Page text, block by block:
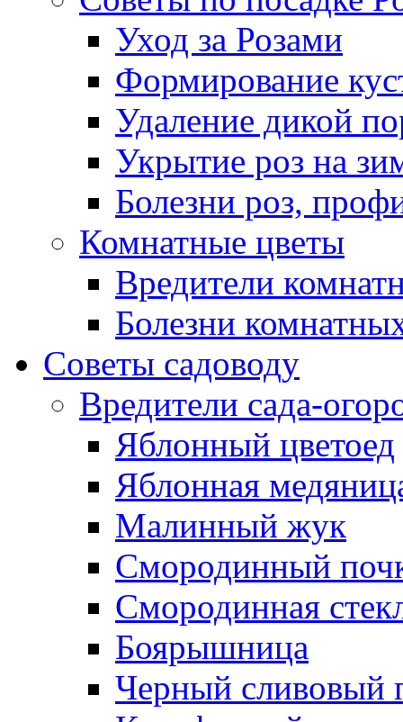
Уход за Розами
Формирование
Удаление дикой
Укрытие роз на
Болезни роз,
Комнатные цветы
Вредители
Болезни
Советы садоводу
Вредители сада-
Яблонный цветоед
Яблонная
Малинный жук
Смородинный
Смородинная
Боярышница
Черный сливовый